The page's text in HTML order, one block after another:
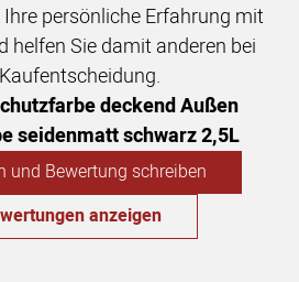
persönliche Erfahrung mit
helfen Sie damit anderen bei
deckend Außen
seidenmatt schwarz 2,5L
und Bewertung schreiben
anzeigen